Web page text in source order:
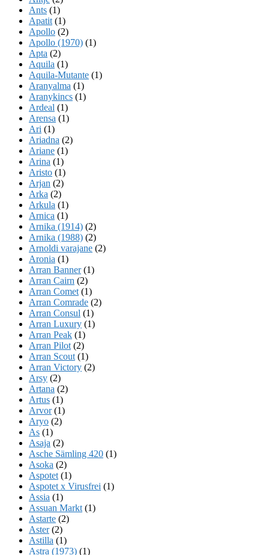
Ants (1)
Apatit (1)
Apollo (2)
Apollo (1970) (1)
Apta (2)
Aquila (1)
Aquila-Mutante (1)
Aranyalma (1)
Aranykincs (1)
Ardeal (1)
Arensa (1)
Ari (1)
Ariadna (2)
Ariane (1)
Arina (1)
Aristo (1)
Arjan (2)
Arka (2)
Arkula (1)
Arnica (1)
Arnika (1914) (2)
Arnika (1988) (2)
Arnoldi varajane (2)
Aronia (1)
Arran Banner(1)
Arran Cairn (2)
Arran Comet (1)
Arran Comrade (2)
Arran Consul (1)
Arran Luxury (1)
Arran Peak (1)
Arran Pilot (2)
Arran Scout (1)
Arran Victory (2)
Arsy (2)
Artana (2)
Artus (1)
Arvor(1)
Aryo (2)
As (1)
Asaja (2)
Asche Sämling 420 (1)
Asoka (2)
Aspotet (1)
Aspotet x Virusfrei (1)
Assia (1)
Assuan Markt (1)
Astarte (2)
Aster(2)
Astilla (1)
Astra (1973) (1)